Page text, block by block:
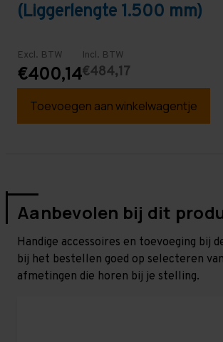
(Liggerlengte 1.500 mm)
Excl. BTW
€400,14
Incl. BTW
€484,17
Toevoegen aan winkelwagentje
Aanbevolen bij dit
Handige accessoires en toevoeging bij
bij het bestellen goed op selecteren
afmetingen die horen bij je stelling.